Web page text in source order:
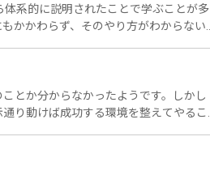
系的に説明されたことで学ぶことが多
かかわらず、そのやり方がわからない
とか分からなかったようです。しかし
り動けば成功する環境を整えてやるこ